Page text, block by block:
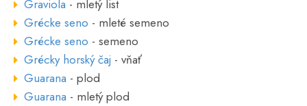
Graviola - mletý list
Grécke seno - mleté semeno
Grécke seno - semeno
Grécky horský čaj - vňať
Guarana - plod
Guarana - mletý plod